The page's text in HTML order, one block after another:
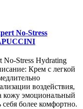
No-Stress
Stress Hydrating
Крем с легкой
воздействия,
кожу эмоциональный
себя более комфортно.